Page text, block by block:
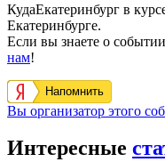
КудаЕкатеринбург в
Екатеринбурге.
Если вы знаете о
нам!
Напомнить
Вы организатор этого
Интересные